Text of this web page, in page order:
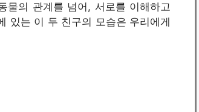
물의 관계를 넘어, 서로를 이해하고
있는 이 두 친구의 모습은 우리에게